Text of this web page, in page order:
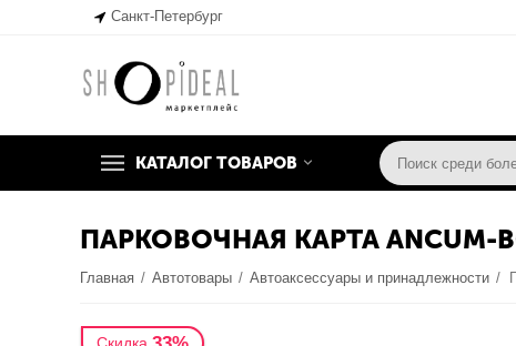
Санкт-Петербург
КАТАЛОГ ТОВАРОВ
ПАРКОВОЧНАЯ КАРТА ANCUM-
Главная / Автотовары / Автоаксессуары и принадлежности /
Скидка 33%